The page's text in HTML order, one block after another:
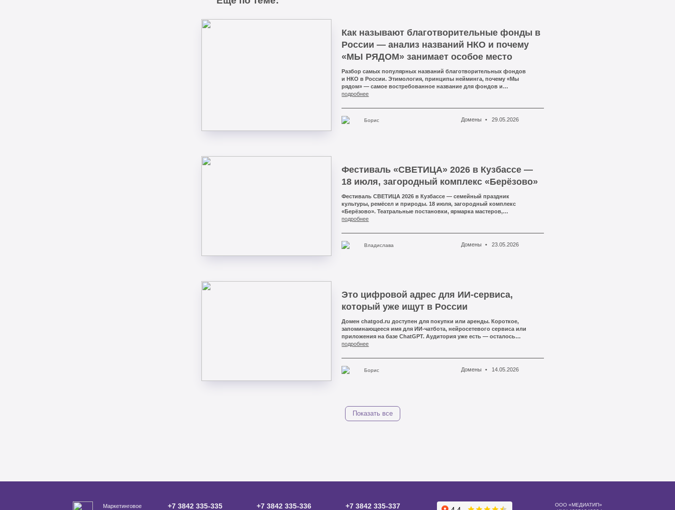
Как называют благотворительные фонды в
России — анализ названий НКО и почему
«МЫ РЯДОМ» занимает особое место
Разбор самых популярных названий благотворительных фондов
и НКО в России. Этимология, принципы нейминга, почему «Мы
рядом» — самое востребованное название для фондов и
реабилитационных центров. Домен мырядом.рф — премиальный
подробнее
Борис Домены 29.05.2026
Фестиваль «СВЕТИЦА» 2026 в Кузбассе —
18 июля, загородный комплекс «Берёзово»
Фестиваль СВЕТИЦА 2026 в Кузбассе — семейный праздник
культуры, ремёсел и природы. 18 июля, загородный комплекс
«Берёзово». Театральные постановки, ярмарка мастеров,
славянские игры, хоровод. Организатор — Алина Бирюкова,
подробнее
Владислава Домены 23.05.2026
Это цифровой адрес для ИИ-сервиса,
который уже ищут в России
Доменchatgod.ru доступен для покупки или аренды. Короткое,
запоминающееся имя для ИИ-чатбота, нейросетевого сервиса или
приложения на базе ChatGPT. Аудитория уже есть — осталось
занять адрес.
подробнее
Борис Домены 14.05.2026
Показать все
Маркетинговое
+7 3842 335‑335 +7 3842 335‑336 +7 3842 335‑337
ООО «МЕДИАТИП»